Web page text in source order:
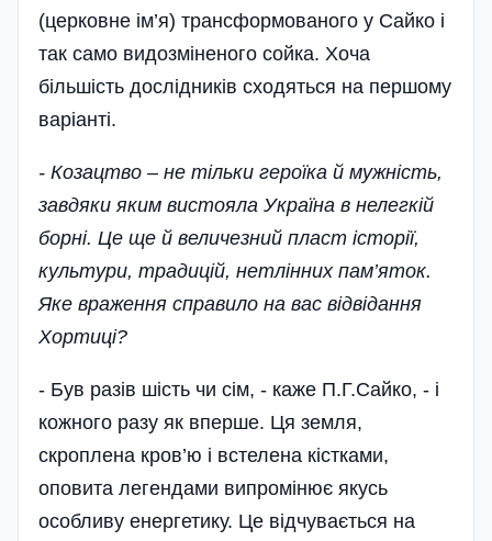
(церковне ім’я) трансформованого у Сайко і
так само видозміненого сойка. Хоча
більшість дослідників сходяться на першому
варіанті.
- Козацтво – не тільки героїка й мужність,
завдяки яким вистояла Україна в нелегкій
борні. Це ще й величезний пласт історії,
культури, традицій, нетлінних пам’яток.
Яке враження справило на вас від­відання
Хортиці?
- Був разів шість чи сім, - каже П.Г.Сайко, - і
кожного разу як вперше. Ця земля,
скроплена кров’ю і встелена кістками,
оповита легендами випромінює якусь
особливу енергетику. Це відчувається на